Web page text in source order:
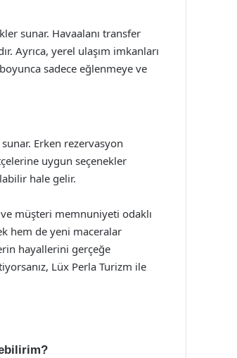
sunar. Havaalanı transfer
Ayrıca, yerel ulaşım imkanları
sadece eğlenmeye ve
Erken rezervasyon
uygun seçenekler
hale gelir.
müşteri memnuniyeti odaklı
hem de yeni maceralar
hayallerini gerçeğe
Lüx Perla Turizm ile